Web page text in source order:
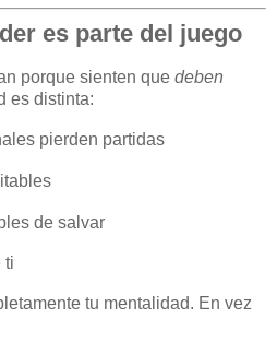
es parte del juego
porque sienten que deben
es distinta:
pierden partidas
de salvar
ti
tu mentalidad. En vez